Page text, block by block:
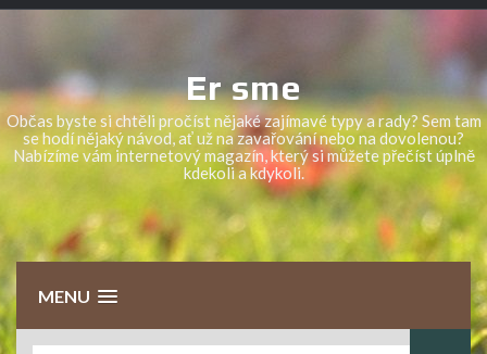
Skip
Er sme
Občas byste si chtěli pročíst nějaké zajímavé typy a rady? Sem tam
se hodí nějaký návod, ať už na zavařování nebo na dovolenou?
Nabízíme vám internetový magazín, který si můžete přečíst úplně
kdekoli a kdykoli.
MENU